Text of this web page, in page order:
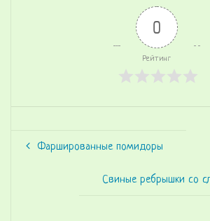
0
Рейтинг
Фаршированные помидоры
Свиные ребрышки со